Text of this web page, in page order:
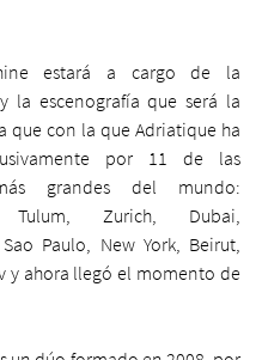
estará a cargo de la
la escenografía que será la
que con la que Adriatique ha
por 11 de las
grandes del mundo:
Tulum, Zurich, Dubai,
Paulo, New York, Beirut,
y ahora llegó el momento de